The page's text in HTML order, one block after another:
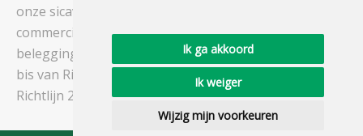
Ik ga akkoord
Ik weiger
Wijzig mijn voorkeuren
onze sicavs. De beheermaatschappij kan besluiten de
commercialisatie van haar instellingen voor collectieve
belegging stop te zetten, overeenkomstig artikel 93
bis van Richtlijn 2009/65/EG en artikel 32 bis van
Richtlijn 2011/61/EU.